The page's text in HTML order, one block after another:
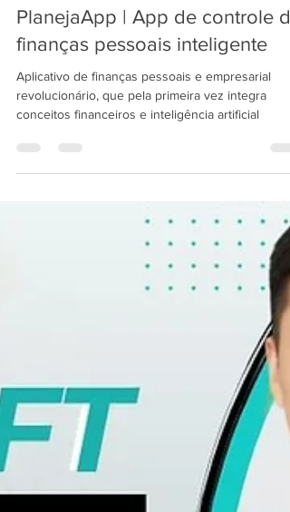
18 de jan. de 2025
4 min de leitura
PlanejaApp | App de controle
finanças pessoais inteligente
Aplicativo de finanças pessoais e empresarial
revolucionário, que pela primeira vez integra
conceitos financeiros e inteligência artificial